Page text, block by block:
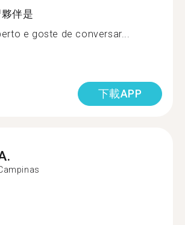
伴是
e goste de conversar...
下載APP